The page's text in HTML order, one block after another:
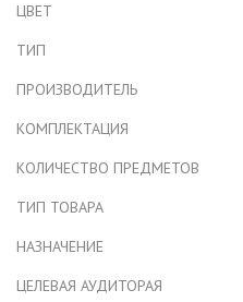
ЦВЕТ
ТИП
ПРОИЗВОДИТЕЛЬ
КОМПЛЕКТАЦИЯ
КОЛИЧЕСТВО ПРЕДМЕТОВ
ТИП ТОВАРА
НАЗНАЧЕНИЕ
ЦЕЛЕВАЯ АУДИТОРАЯ